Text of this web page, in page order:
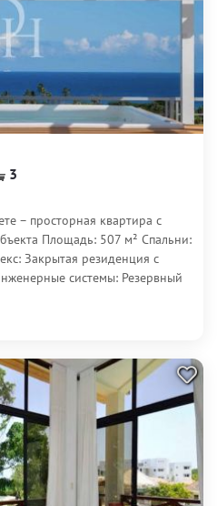
3
– просторная квартира с
Площадь: 507 м² Спальни:
Закрытая резиденция с
системы: Резервный